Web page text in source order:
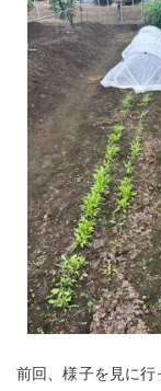
前回、様子を見に